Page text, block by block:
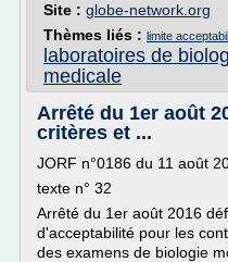
Site : globe-network.org
Thèmes liés : limite
laboratoires de
medicale
Arrêté du 1er août
critères et ...
JORF n°0186 du 11 août
texte n° 32
Arrêté du 1er août 2016
d'acceptabilité pour les
des examens de biologie